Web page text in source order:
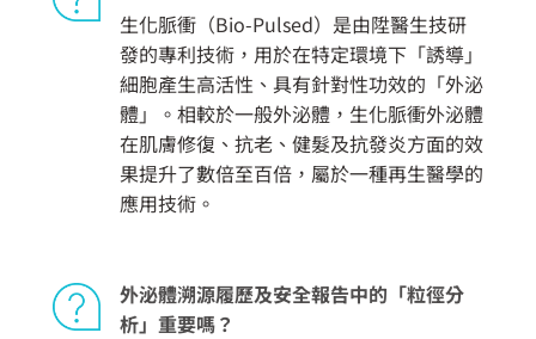
生化脈衝（Bio-Pulsed）是由陞醫生技研
發的專利技術，用於在特定環境下「誘導」
細胞產生高活性、具有針對性功效的「外泌
體」。相較於一般外泌體，生化脈衝外泌體
在肌膚修復、抗老、健髮及抗發炎方面的效
果提升了數倍至百倍，屬於一種再生醫學的
應用技術。
外泌體溯源履歷及安全報告中的「粒徑分
析」重要嗎？